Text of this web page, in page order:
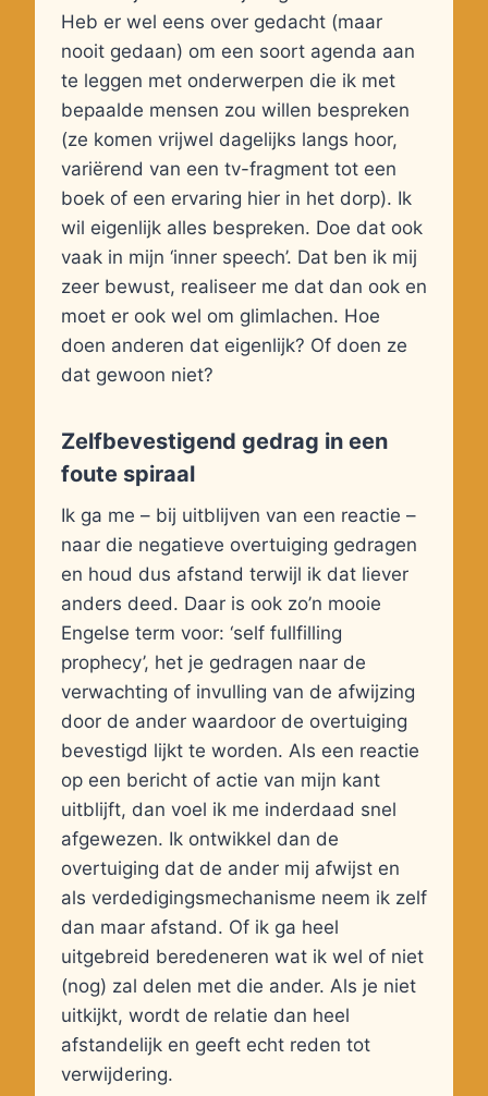
Heb er wel eens over gedacht (maar
nooit gedaan) om een soort agenda aan
te leggen met onderwerpen die ik met
bepaalde mensen zou willen bespreken
(ze komen vrijwel dagelijks langs hoor,
variërend van een tv-fragment tot een
boek of een ervaring hier in het dorp). Ik
wil eigenlijk alles bespreken. Doe dat ook
vaak in mijn ‘inner speech’. Dat ben ik mij
zeer bewust, realiseer me dat dan ook en
moet er ook wel om glimlachen. Hoe
doen anderen dat eigenlijk? Of doen ze
dat gewoon niet?
Zelfbevestigend gedrag in een
foute spiraal
Ik ga me – bij uitblijven van een reactie –
naar die negatieve overtuiging gedragen
en houd dus afstand terwijl ik dat liever
anders deed. Daar is ook zo’n mooie
Engelse term voor: ‘self fullfilling
prophecy’, het je gedragen naar de
verwachting of invulling van de afwijzing
door de ander waardoor de overtuiging
bevestigd lijkt te worden. Als een reactie
op een bericht of actie van mijn kant
uitblijft, dan voel ik me inderdaad snel
afgewezen. Ik ontwikkel dan de
overtuiging dat de ander mij afwijst en
als verdedigingsmechanisme neem ik zelf
dan maar afstand. Of ik ga heel
uitgebreid beredeneren wat ik wel of niet
(nog) zal delen met die ander. Als je niet
uitkijkt, wordt de relatie dan heel
afstandelijk en geeft echt reden tot
verwijdering.